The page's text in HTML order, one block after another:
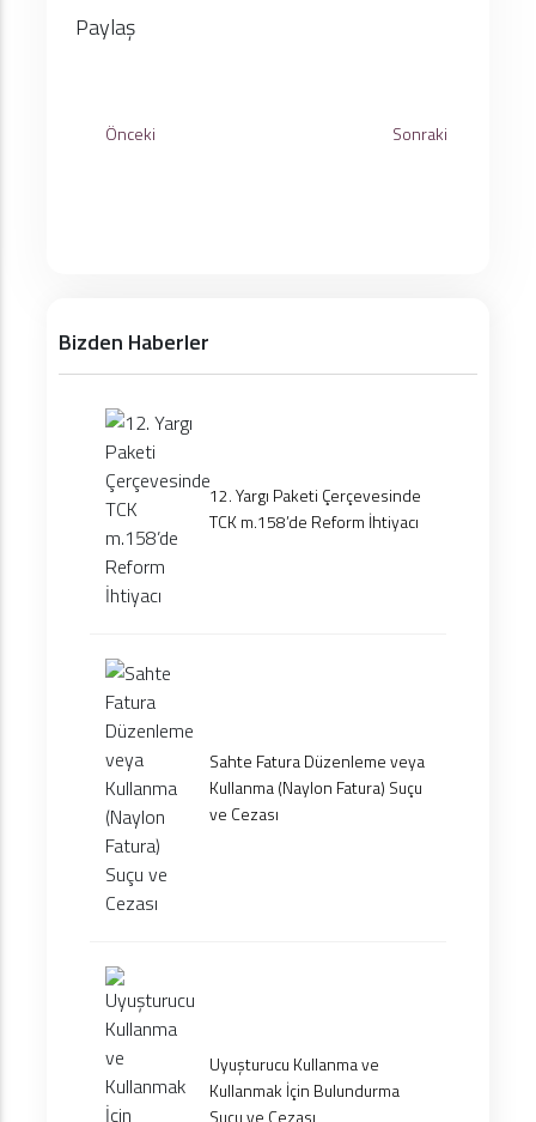
Paylaş
Önceki Sonraki
Bizden Haberler
12. Yargı Paketi Çerçevesinde
TCK m.158’de Reform İhtiyacı
Sahte Fatura Düzenleme veya
Kullanma (Naylon Fatura) Suçu
ve Cezası
Uyuşturucu Kullanma ve
Kullanmak İçin Bulundurma